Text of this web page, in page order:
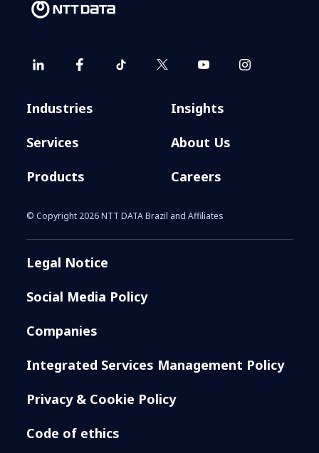
Industries
Services
Products
Insights
About Us
Careers
© Copyright 2026 NTT DATA Brazil and Affiliates
Legal Notice
Social Media Policy
Companies
Integrated Services Management Policy
Privacy & Cookie Policy
Code of ethics